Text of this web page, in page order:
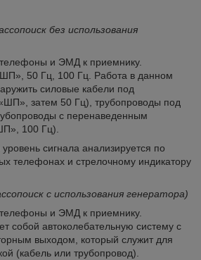
без использования
и ЭМД к приемнику.
50 Гц, 100 Гц. Работа в данном
силовые кабели под
затем 50 Гц), трубопроводы под
с перенаведенным
100 Гц).
сигнала анализируется по
телефонах и стрелочному индикатору
с использования генератора)
и ЭМД к приемнику.
собой автоколебательную систему с
выходом, который служит для
(кабель или трубопровод).